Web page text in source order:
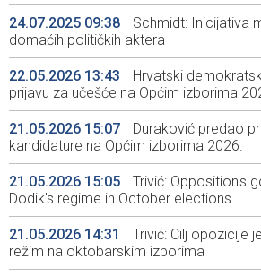
24.07.2025 09:38
Schmidt: Inicijativa
domaćih političkih aktera
22.05.2026 13:43
Hrvatski
prijavu za učešće na Općim izborima
21.05.2026 15:07
Duraković predao
kandidature na Općim izborima 2026.
21.05.2026 15:05
Trivić: Opposition's
Dodik's regime in October elections
21.05.2026 14:31
Trivić: Cilj opozicije
režim na oktobarskim izborima